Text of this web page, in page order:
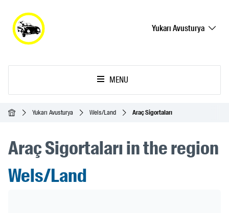
Yukarı Avusturya
MENU
Ana SayfaYukarı Avusturya Wels/Land Araç Sigortaları
Araç Sigortaları in the region
Wels/Land